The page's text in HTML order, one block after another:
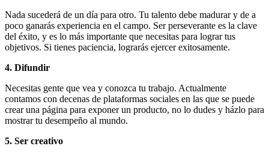
Nada sucederá de un día para otro. Tu talento debe madurar y de a
poco ganarás experiencia en el campo. Ser perseverante es la clave
del éxito, y es lo más importante que necesitas para lograr tus
objetivos. Si tienes paciencia, lograrás ejercer exitosamente.
4. Difundir
Necesitas gente que vea y conozca tu trabajo. Actualmente
contamos con decenas de plataformas sociales en las que se puede
crear una página para exponer un producto, no lo dudes y házlo para
mostrar tu desempeño al mundo.
5. Ser creativo